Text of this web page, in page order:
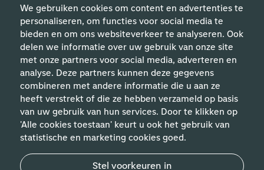
We gebruiken cookies om content en advertenties te
personaliseren, om functies voor social media te
bieden en om ons websiteverkeer te analyseren. Ook
delen we informatie over uw gebruik van onze site
met onze partners voor social media, adverteren en
analyse. Deze partners kunnen deze gegevens
combineren met andere informatie die u aan ze
heeft verstrekt of die ze hebben verzameld op basis
van uw gebruik van hun services. Door te klikken op
'Alle cookies toestaan' keurt u ook het gebruik van
statistische en marketing cookies goed.
Stel voorkeuren in
Handige links
Vakgebieden
Contact